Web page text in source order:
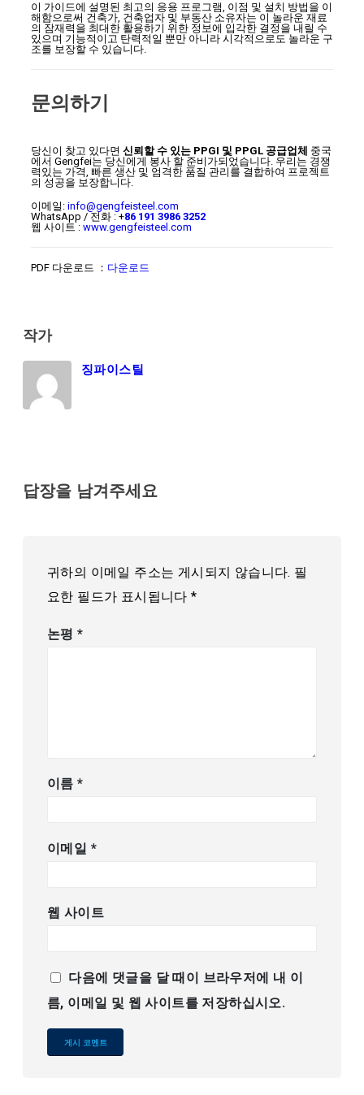
이 가이드에 설명된 최고의 응용 프로그램, 이점 및 설치 방법을 이
해함으로써 건축가, 건축업자 및 부동산 소유자는 이 놀라운 재료
의 잠재력을 최대한 활용하기 위한 정보에 입각한 결정을 내릴 수
있으며 기능적이고 탄력적일 뿐만 아니라 시각적으로도 놀라운 구
조를 보장할 수 있습니다.
문의하기
당신이 찾고 있다면 신뢰할 수 있는 PPGI 및 PPGL 공급업체 중국
에서 Gengfei는 당신에게 봉사 할 준비가되었습니다. 우리는 경쟁
력있는 가격, 빠른 생산 및 엄격한 품질 관리를 결합하여 프로젝트
의 성공을 보장합니다.
이메일: info@gengfeisteel.com
WhatsApp / 전화 : +86 191 3986 3252
웹 사이트 : www.gengfeisteel.com
PDF 다운로드 ： 다운로드
작가
징파이스틸
답장을 남겨주세요
귀하의 이메일 주소는 게시되지 않습니다. 필
요한 필드가 표시됩니다*
논평*
이름*
이메일 *
웹 사이트
다음에 댓글을 달 때이 브라우저에 내 이
름, 이메일 및 웹 사이트를 저장하십시오.